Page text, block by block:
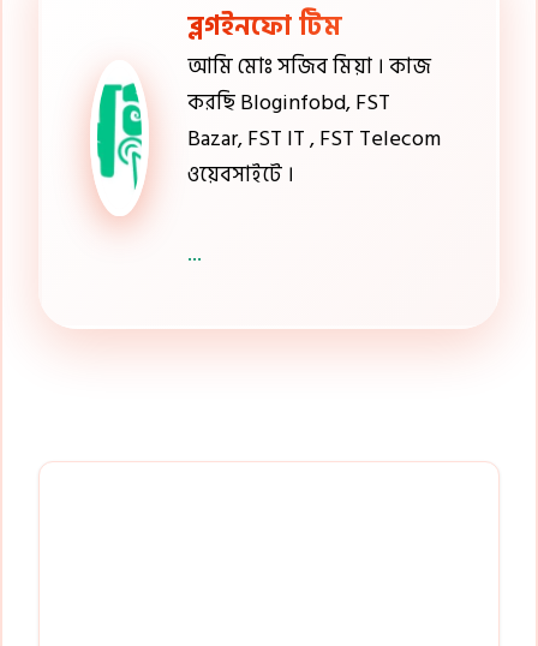
ব্লগইনফো টিম
আমি মোঃ সজিব মিয়া । কাজ
করছি Bloginfobd, FST
Bazar, FST IT , FST Telecom
ওয়েবসাইটে ।
...